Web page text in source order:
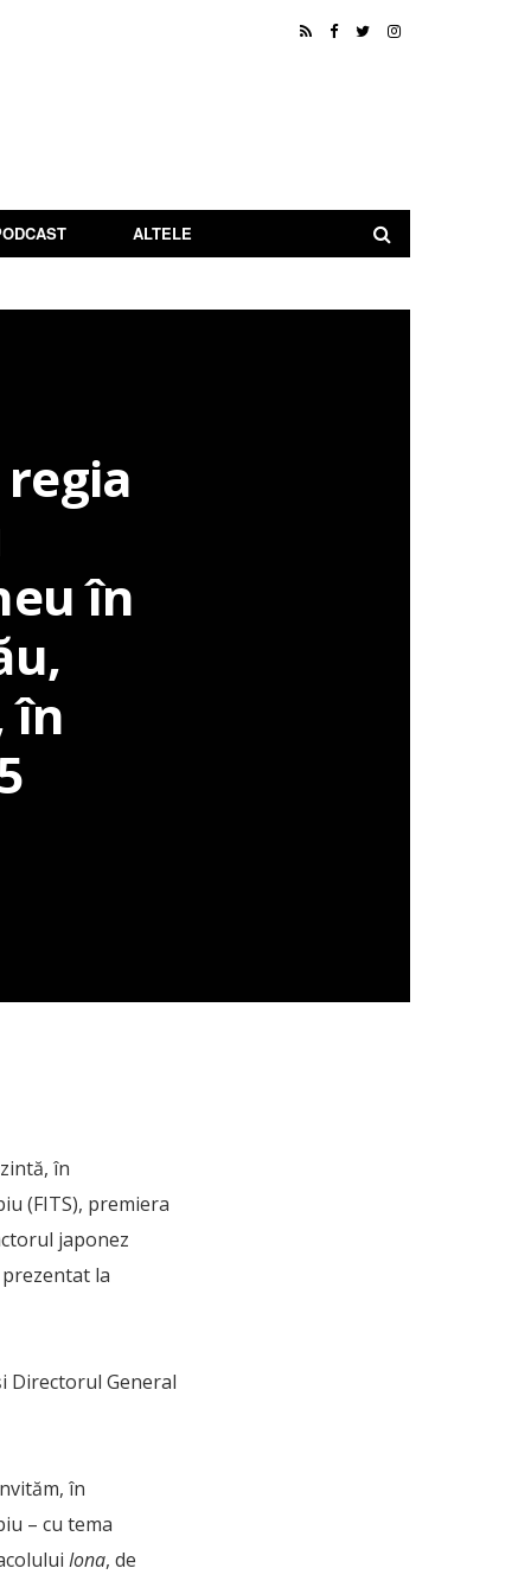
ALTELE
în
în
în
(FITS), premiera
japonez
la
Directorul General
în
– cu tema
Iona, de